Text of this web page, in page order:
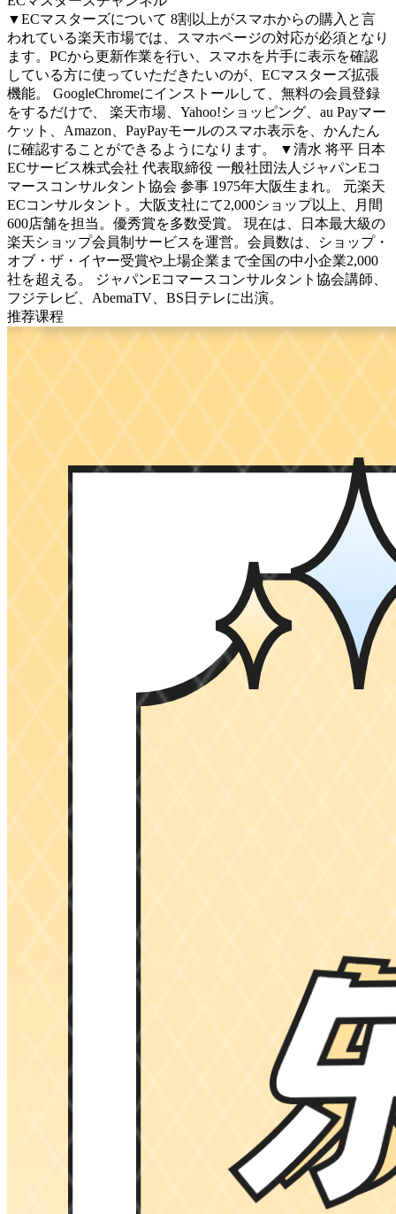
▼ECマスターズについて 8割以上がスマホからの購入と言
われている楽天市場では、スマホページの対応が必須となり
ます。PCから更新作業を行い、スマホを片手に表示を確認
している方に使っていただきたいのが、ECマスターズ拡張
機能。 GoogleChromeにインストールして、無料の会員登録
をするだけで、 楽天市場、Yahoo!ショッピング、au Payマー
ケット、Amazon、PayPayモールのスマホ表示を、かんたん
に確認することができるようになります。 ▼清水 将平 日本
ECサービス株式会社 代表取締役 一般社団法人ジャパンEコ
マースコンサルタント協会 参事 1975年大阪生まれ。 元楽天
ECコンサルタント。大阪支社にて2,000ショップ以上、月間
600店舗を担当。優秀賞を多数受賞。 現在は、日本最大級の
楽天ショップ会員制サービスを運営。会員数は、ショップ・
オブ・ザ・イヤー受賞や上場企業まで全国の中小企業2,000
社を超える。 ジャパンEコマースコンサルタント協会講師、
フジテレビ、AbemaTV、BS日テレに出演。
推荐课程